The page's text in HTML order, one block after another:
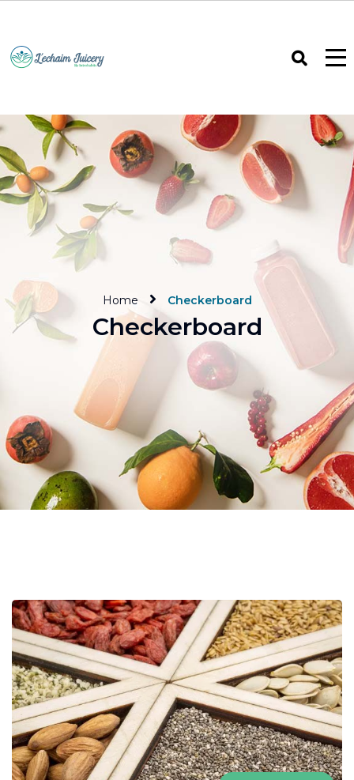
Home Checkerboard
Checkerboard